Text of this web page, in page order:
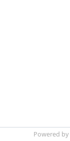
Powered by